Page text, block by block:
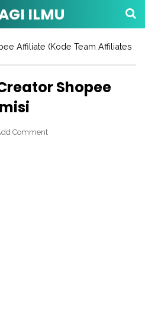
ILMU
Affiliate (Kode Team Affiliates
Shopee
Comment